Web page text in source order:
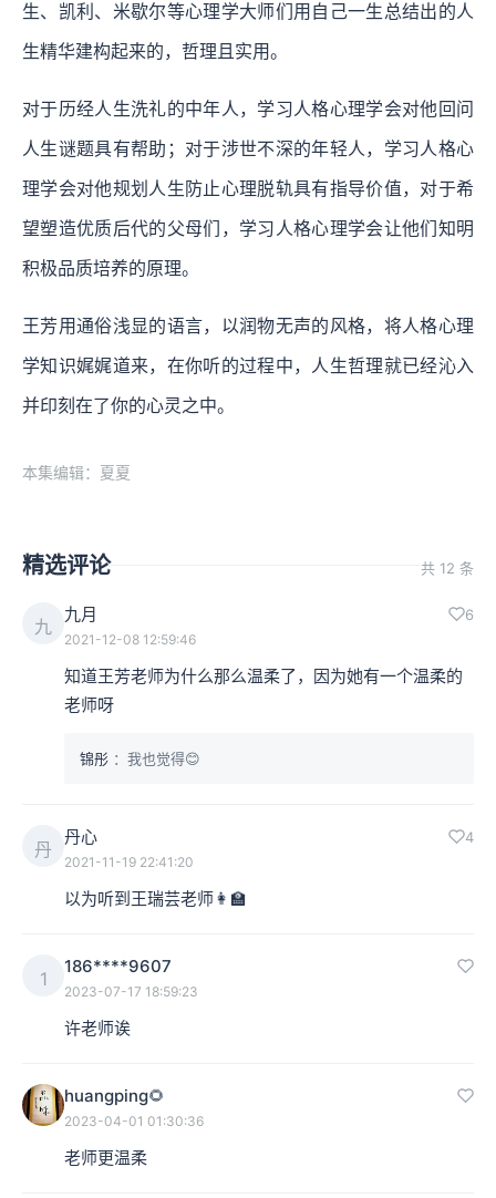
生、凯利、米歇尔等心理学大师们用自己一生总结出的人
生精华建构起来的，哲理且实用。
对于历经人生洗礼的中年人，学习人格心理学会对他回问
人生谜题具有帮助；对于涉世不深的年轻人，学习人格心
理学会对他规划人生防止心理脱轨具有指导价值，对于希
望塑造优质后代的父母们，学习人格心理学会让他们知明
积极品质培养的原理。
王芳用通俗浅显的语言，以润物无声的风格，将人格心理
学知识娓娓道来，在你听的过程中，人生哲理就已经沁入
并印刻在了你的心灵之中。
本集编辑：夏夏
精选评论 共 12 条
九
九月 6
2021-12-08 12:59:46
知道王芳老师为什么那么温柔了，因为她有一个温柔的
老师呀
锦彤 ：我也觉得😊
丹
丹心 4
2021-11-19 22:41:20
以为听到王瑞芸老师👩‍🏫
1
186****9607
2023-07-17 18:59:23
许老师诶
huangping🌻
2023-04-01 01:30:36
老师更温柔